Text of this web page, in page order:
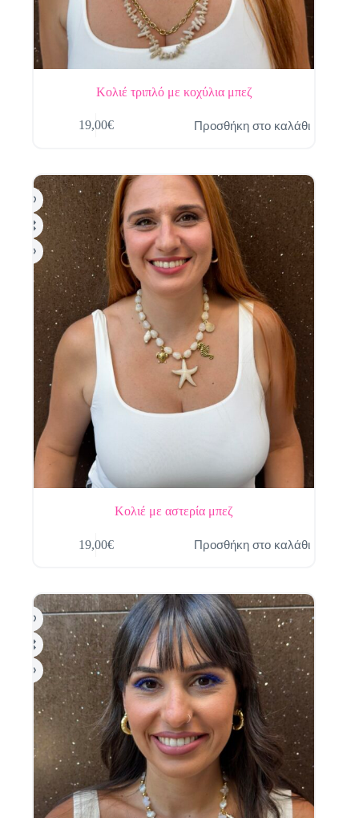
Κολιέ τριπλό με κοχύλια μπεζ
19,00€ Προσθήκη στο καλάθι
Κολιέ με αστερία μπεζ
19,00€ Προσθήκη στο καλάθι